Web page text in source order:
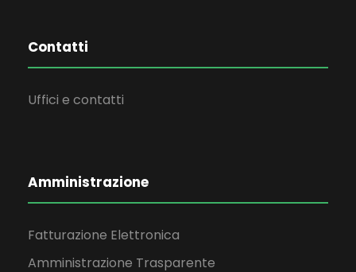
Contatti
Uffici e contatti
Amministrazione
Fatturazione Elettronica
Amministrazione Trasparente